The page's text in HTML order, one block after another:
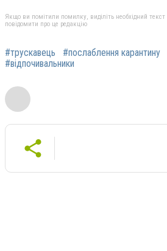
Якщо ви помітили помилку, виділіть необхідний
повідомити про це редакцію
#трускавець #послаблення карантину
#відпочивальники